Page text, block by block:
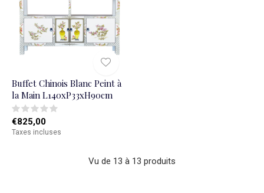
Buffet Chinois Blanc Peint à
la Main L140xP33xH90cm
€825,00
Taxes incluses
Vu de 13 à 13 produits